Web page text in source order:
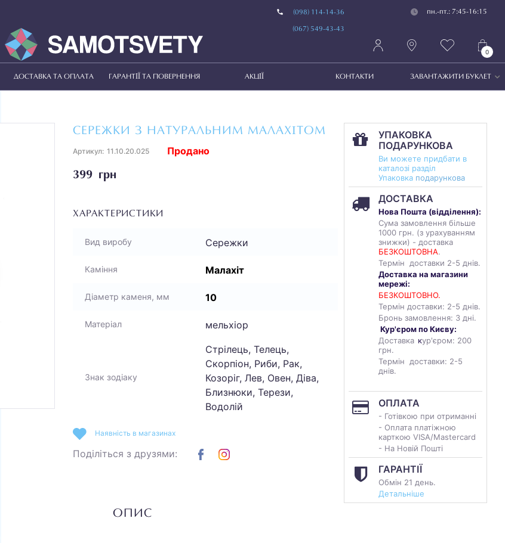
(098) 114-14-36
(067) 549-43-43
пн.-пт.: 7:45-16:15
0
ДОСТАВКА ТА ОПЛАТА ГАРАНТІЇ ТА ПОВЕРНЕННЯ АКЦІЇ КОНТАКТИ ЗАВАНТАЖИТИ БУКЛЕТ
СЕРЕЖКИ З НАТУРАЛЬНИМ МАЛАХІТОМ
Артикул: 11.10.20.025
399 грн
Продано
ХАРАКТЕРИСТИКИ
Вид виробу Сережки
Каміння Малахіт
Діаметр каменя, мм 10
Матеріал мельхіор
Знак зодіаку
Стрілець, Телець,
Скорпіон, Риби, Рак,
Козоріг, Лев, Овен, Діва,
Близнюки, Терези,
Водолій
УПАКОВКА
ПОДАРУНКОВА
Ви можете придбати в
каталозі разділ
Упаковка подарункова
ДОСТАВКА
Нова Пошта (відділення):
Сума замовлення більше
1000 грн. (з урахуванням
знижки) - доставка
БЕЗКОШТОВНА.
Термін доставки 2-5 днів.
Доставка на магазини
мережі:
БЕЗКОШТОВНО.
Термін доставки: 2-5 днів.
Бронь замовлення: 3 дні.
Кур'єром по Києву:
Доставка кур'єром: 200
грн.
Термін доставки: 2-5
днів.
ОПЛАТА
- Готівкою при отриманні
- Оплата платіжною
карткою VISA/Mastercard
- На Новій Пошті
ГАРАНТІЇ
Обмін 21 день.
Детальніше
Наявність в магазинах
Поділіться з друзями:
ОПИС